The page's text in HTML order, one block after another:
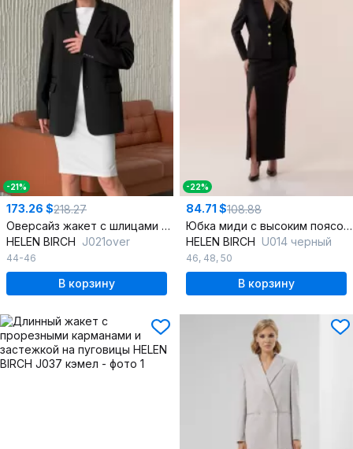
-21%
173.26 $218.27
Оверсайз жакет с шлицами и прорезными карманами из текстиля
HELEN BIRCH J021over
44-46
В корзину
-22%
84.71 $108.88
Юбка миди с высоким поясом и разрезом для делового образа
HELEN BIRCH U014 черный
46, 48, 50
В корзину